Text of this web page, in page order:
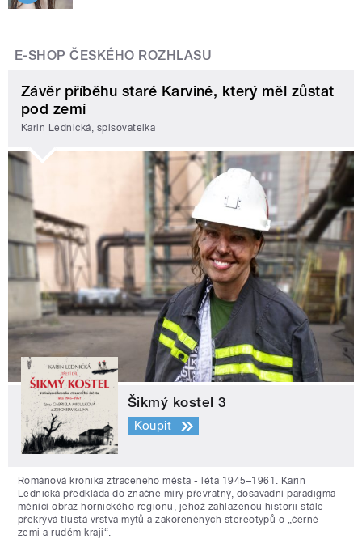
E-SHOP ČESKÉHO ROZHLASU
Závěr příběhu staré Karviné, který měl zůstat
pod zemí
Karin Lednická, spisovatelka
Šikmý kostel 3
Koupit
Románová kronika ztraceného města - léta 1945–1961. Karin
Lednická předkládá do značné míry převratný, dosavadní paradigma
měnící obraz hornického regionu, jehož zahlazenou historii stále
překrývá tlustá vrstva mýtů a zakořeněných stereotypů o „černé
zemi a rudém kraji“.